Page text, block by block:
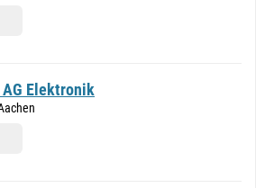
AG Elektronik